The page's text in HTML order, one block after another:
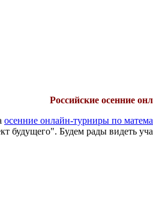
Российские осенние
осенние онлайн-турниры по
будущего". Будем рады видеть